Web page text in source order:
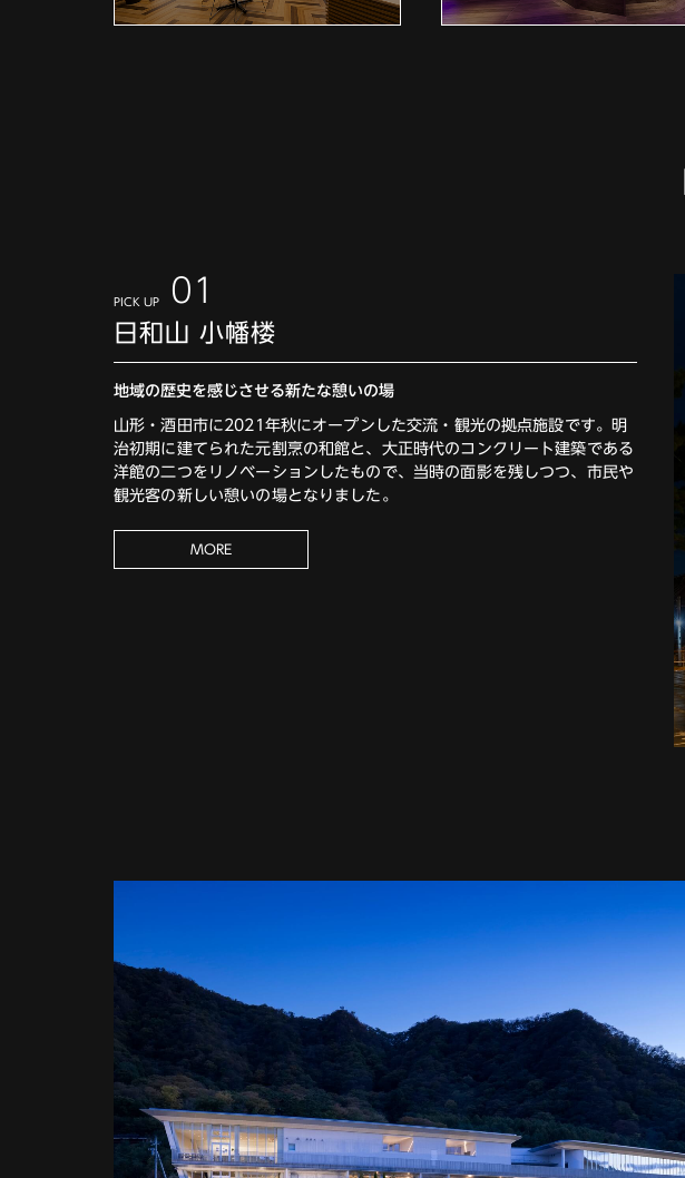
PICK UP 01
日和山 小幡楼
地域の歴史を感じさせる新たな憩いの場
山形・酒田市に2021年秋にオープンした交流・観光の拠点施設です。明
治初期に建てられた元割烹の和館と、大正時代のコンクリート建築である
洋館の二つをリノベーションしたもので、当時の面影を残しつつ、市民や
観光客の新しい憩いの場となりました。
MORE